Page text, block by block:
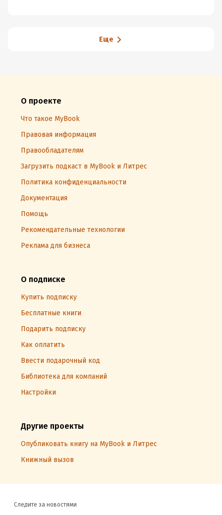
Еще
О проекте
Что такое MyBook
Правовая информация
Правообладателям
Загрузить подкаст в MyBook и Литрес
Политика конфиденциальности
Документация
Помощь
Рекомендательные технологии
Реклама для бизнеса
О подписке
Купить подписку
Бесплатные книги
Подарить подписку
Как оплатить
Ввести подарочный код
Библиотека для компаний
Настройки
Другие проекты
Опубликовать книгу на MyBook и Литрес
Книжный вызов
Следите за новостями